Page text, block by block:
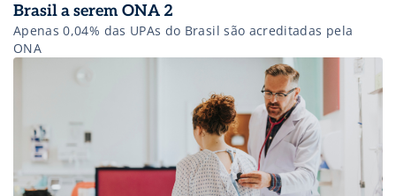
Brasil a serem ONA 2
Apenas 0,04% das UPAs do Brasil são acreditadas pela
ONA